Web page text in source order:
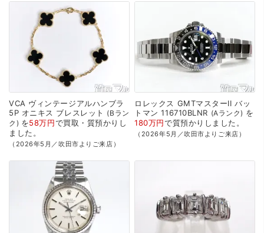
VCA ヴィンテージアルハンブラ
5P オニキス ブレスレット
Bラン
ク
を58万円で買取・質預かり し
ました。
（2026年5月／吹田市よりご来店）
ロレックス GMTマスターII バッ
トマン 116710BLNR Aランク
を
180万円で質預かり しました。
（2026年5月／吹田市よりご来店）